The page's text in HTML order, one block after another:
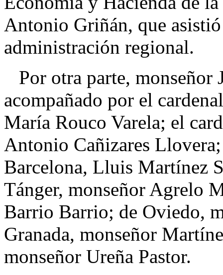
Antonio Griñán, que
administración regional.
Por otra parte, monseñor
acompañado por el
María Rouco Varela; el
Antonio Cañizares
Barcelona, Lluis Martínez
Tánger, monseñor Agrelo
Barrio Barrio; de Oviedo,
Granada, monseñor
monseñor Ureña Pastor.